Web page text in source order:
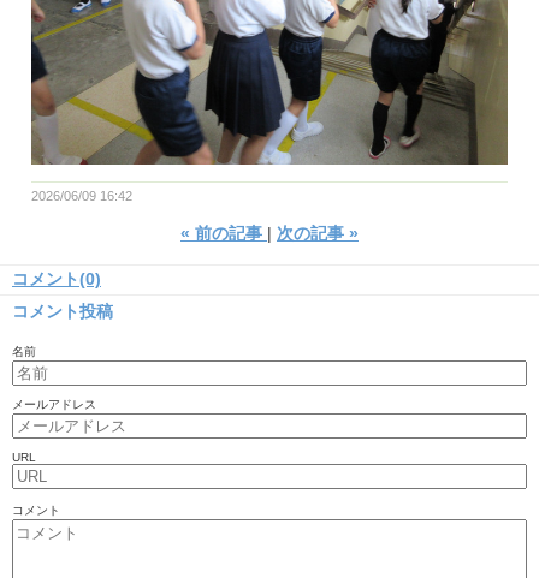
2026/06/09 16:42
« 前の記事 次の記事 »
コメント(0)
コメント投稿
名前
メールアドレス
URL
コメント